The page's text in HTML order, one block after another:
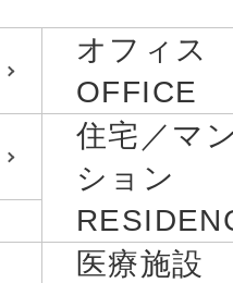
オフィス
OFFICE
住宅／マ
ション
医療施設